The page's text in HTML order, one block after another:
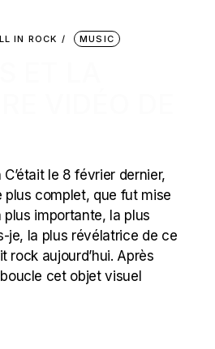
IN ROCK MUSIC
le 8 février dernier,
plus complet, que fut mise
importante, la plus
je, la plus révélatrice de ce
rock aujourd’hui. Après
cet objet visuel